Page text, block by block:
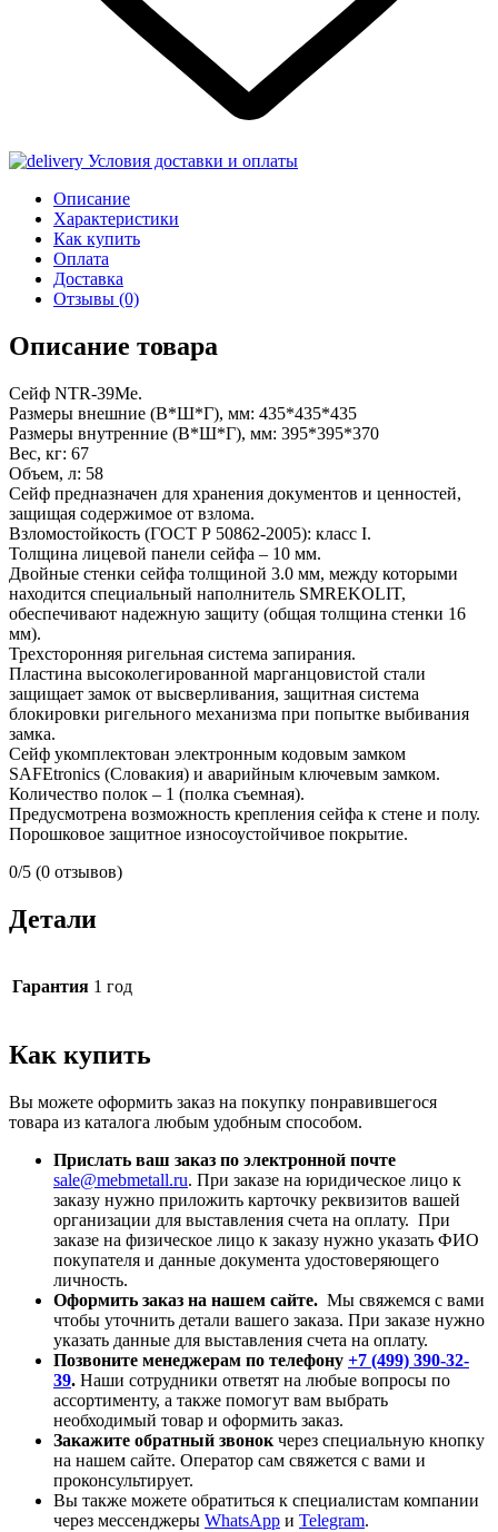
Условия доставки и оплаты
Описание
Характеристики
Как купить
Оплата
Доставка
Отзывы (0)
Описание товара
Сейф NTR-39Мe.
Размеры внешние (В*Ш*Г), мм: 435*435*435
Размеры внутренние (В*Ш*Г), мм: 395*395*370
Вес, кг: 67
Объем, л: 58
Сейф предназначен для хранения документов и ценностей,
защищая содержимое от взлома.
Взломостойкость (ГОСТ Р 50862-2005): класс I.
Толщина лицевой панели сейфа – 10 мм.
Двойные стенки сейфа толщиной 3.0 мм, между которыми
находится специальный наполнитель SMREKOLIT,
обеспечивают надежную защиту (общая толщина стенки 16
мм).
Трехсторонняя ригельная система запирания.
Пластина высоколегированной марганцовистой стали
защищает замок от высверливания, защитная система
блокировки ригельного механизма при попытке выбивания
замка.
Сейф укомплектован электронным кодовым замком
SAFEtronics (Словакия) и аварийным ключевым замком.
Количество полок – 1 (полка съемная).
Предусмотрена возможность крепления сейфа к стене и полу.
Порошковое защитное износоустойчивое покрытие.
0/5 (0 отзывов)
Детали
Гарантия 1 год
Как купить
Вы можете оформить заказ на покупку понравившегося
товара из каталога любым удобным способом.
Прислать ваш заказ по электронной почте
sale@mebmetall.ru. При заказе на юридическое лицо к
заказу нужно приложить карточку реквизитов вашей
организации для выставления счета на оплату. При
заказе на физическое лицо к заказу нужно указать ФИО
покупателя и данные документа удостоверяющего
личность.
Оформить заказ на нашем сайте. Мы свяжемся с вами
чтобы уточнить детали вашего заказа. При заказе нужно
указать данные для выставления счета на оплату.
Позвоните менеджерам по телефону +7 (499) 390-32-
39. Наши сотрудники ответят на любые вопросы по
ассортименту, а также помогут вам выбрать
необходимый товар и оформить заказ.
Закажите обратный звонок через специальную кнопку
на нашем сайте. Оператор сам свяжется с вами и
проконсультирует.
Вы также можете обратиться к специалистам компании
через мессенджеры WhatsApp и Telegram.